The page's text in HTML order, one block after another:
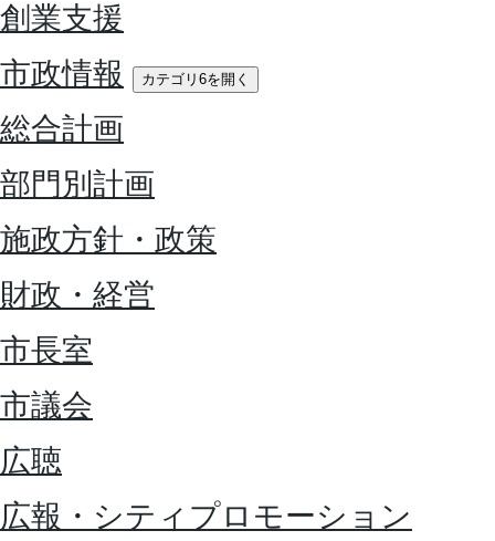
創業支援
市政情報
カテゴリ6を開く
総合計画
部門別計画
施政方針・政策
財政・経営
市長室
市議会
広聴
広報・シティプロモーション